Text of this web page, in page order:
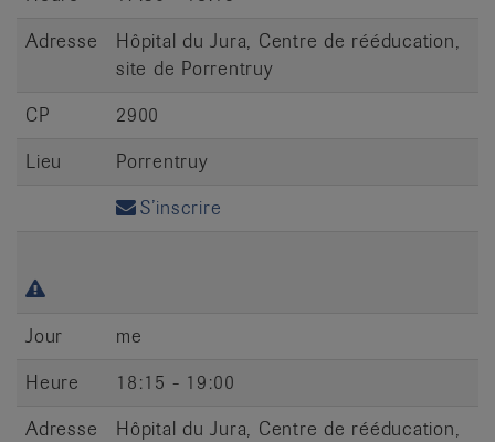
Adresse
Hôpital du Jura, Centre de rééducation,
site de Porrentruy
CP
2900
Lieu
Porrentruy
S’inscrire
Jour
me
Heure
18:15 - 19:00
Adresse
Hôpital du Jura, Centre de rééducation,